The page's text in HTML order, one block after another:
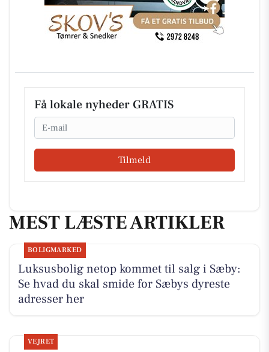
Få lokale nyheder GRATIS
Email
Tilmeld
MEST LÆSTE ARTIKLER
BOLIGMARKED
Luksusbolig netop kommet til salg i Sæby:
Se hvad du skal smide for Sæbys dyreste
adresser her
VEJRET